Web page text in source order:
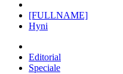
[FULLNAME]
Hyni
Editorial
Speciale